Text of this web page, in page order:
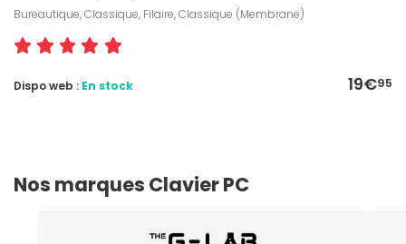
Bureautique, Classique, Filaire, Classique (Membrane)
19€95
Dispo web : En stock
Nos marques Clavier PC